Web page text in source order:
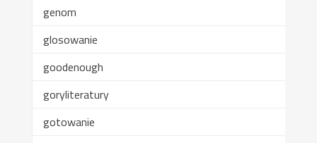
genom
glosowanie
goodenough
goryliteratury
gotowanie